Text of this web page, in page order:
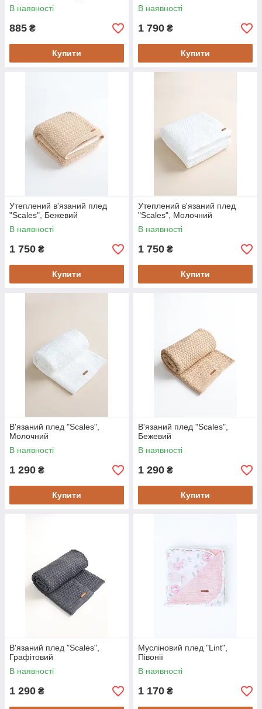
В наявності
885 ₴
Купити
В наявності
1 790 ₴
Купити
Утеплений в'язаний плед
"Scales", Бежевий
В наявності
1 750 ₴
Купити
Утеплений в'язаний плед
"Scales", Молочний
В наявності
1 750 ₴
Купити
В'язаний плед "Scales",
Молочний
В наявності
1 290 ₴
Купити
В'язаний плед "Scales",
Бежевий
В наявності
1 290 ₴
Купити
В'язаний плед "Scales",
Графітовий
В наявності
1 290 ₴
Мусліновий плед "Lint",
Півонії
В наявності
1 170 ₴